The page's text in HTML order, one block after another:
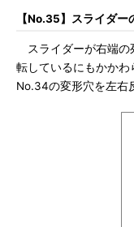
【No.35】スライダ
スライダーが右端の
転しているにもかかわ
No.34の変形穴を左右